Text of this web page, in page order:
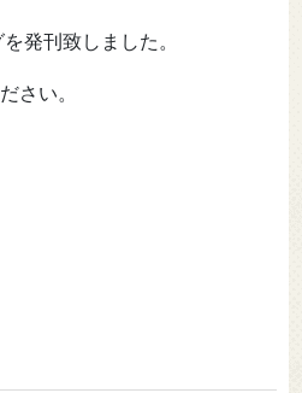
発刊致しました。
さい。